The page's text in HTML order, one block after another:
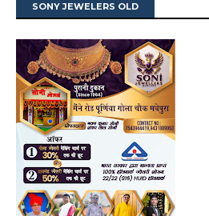
SONY JEWELERS OLD